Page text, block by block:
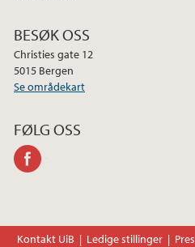
BESØK OSS
Christies gate 12
5015 Bergen
Se områdekart
FØLG OSS
Kontakt UiB Ledige stillinger